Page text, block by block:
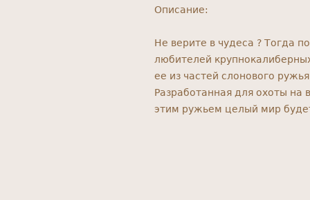
Описание:
Не верите в чудеса ? Тогда
любителей
ее из частей слонового
Разработанная для охоты
этим ружьем целый мир